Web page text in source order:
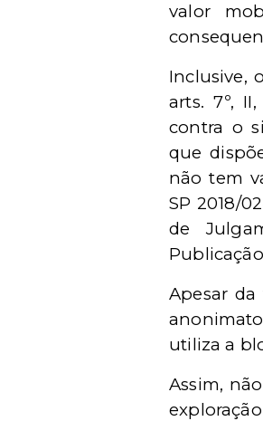
valor
Inclusive,
arts. 7º,
contra o
que
não tem
SP 2018/
de
Apesar
utiliza a
Assim,